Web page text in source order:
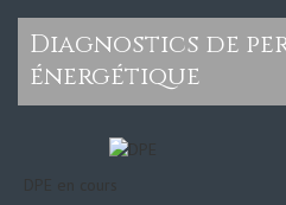
diagnostics de performance
énergétique